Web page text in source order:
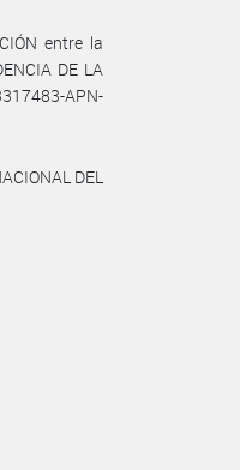
entre la
DE LA
APN-
DEL